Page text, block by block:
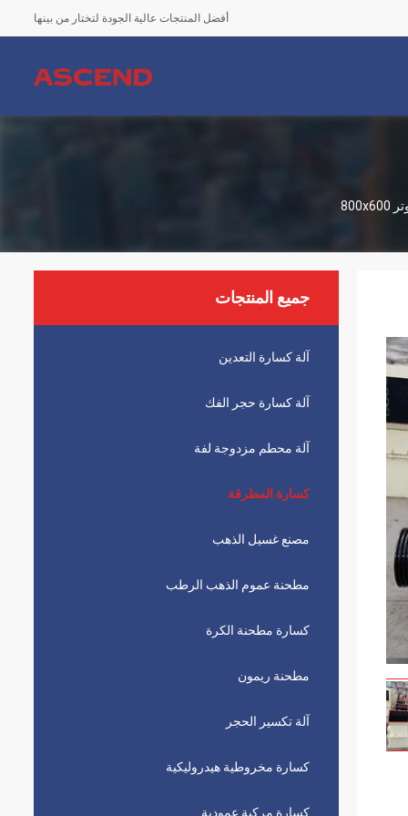
أفضل المنتجات عالية الجودة لتختار من بينها
جميع المنتجات
آلة كسارة التعدين
آلة كسارة حجر الفك
آلة محطم مزدوجة لفة
كسارة المطرقة
مصنع غسيل الذهب
مطحنة عموم الذهب الرطب
كسارة مطحنة الكرة
مطحنة ريمون
آلة تكسير الحجر
كسارة مخروطية هيدروليكية
كسارة مركبة عمودية